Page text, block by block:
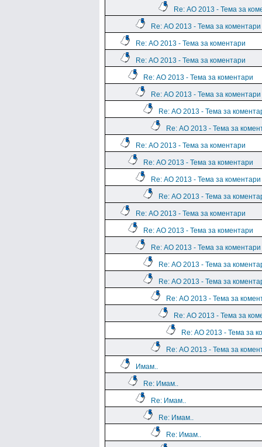
Re: АО 2013 - Тема за
Re: АО 2013 - Тема за коментари
Re: АО 2013 - Тема за коментари
Re: АО 2013 - Тема за коментари
Re: АО 2013 - Тема за коментари
Re: АО 2013 - Тема за коментари
Re: АО 2013 - Тема за
Re: АО 2013 - Тема за
Re: АО 2013 - Тема за коментари
Re: АО 2013 - Тема за коментари
Re: АО 2013 - Тема за коментари
Re: АО 2013 - Тема за
Re: АО 2013 - Тема за коментари
Re: АО 2013 - Тема за коментари
Re: АО 2013 - Тема за коментари
Re: АО 2013 - Тема за
Re: АО 2013 - Тема за
Re: АО 2013 - Тема за
Re: АО 2013 - Тема за
Re: АО 2013 - Тема за
Re: АО 2013 - Тема за
Имам..
Re: Имам..
Re: Имам..
Re: Имам..
Re: Имам..